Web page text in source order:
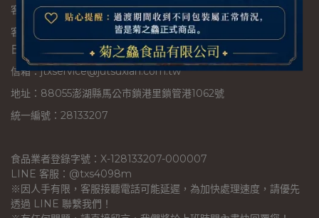
客服傳真：06-9951552
客服時間：禮拜一~禮拜五 9:00~17:00 ( 人事行政局公告之假
日公休 )
信箱：jtxservice@jutsuxian.com.tw
地址：88055澎湖縣馬公市鎖港里鎖管港1062號
統一編號：28133207
食品業者登錄字號：X-128133207-000007
LINE 客服：@txs4098m
※因人手有限，客服接聽電話可能延遲，為加快處理速度，請優先
透過 LINE 聯繫我們！